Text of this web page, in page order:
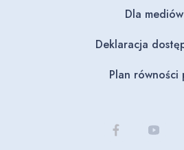
Dla mediów
Deklaracja
Plan równości